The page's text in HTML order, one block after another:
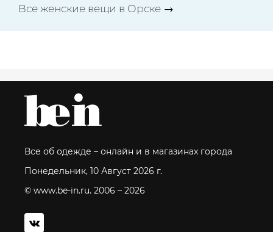
Все женские вещи в Орске →
Все об одежде – онлайн и в магазинах города
Понедельник, 10 Август 2026 г.
© www.be-in.ru. 2006 – 2026